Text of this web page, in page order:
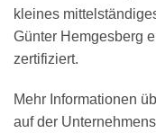
kleines
Günter Hemgesberg
zertifiziert.
Mehr Informationen
auf der